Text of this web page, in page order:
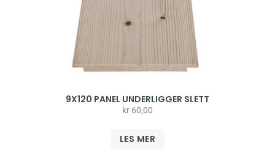
9X120 PANEL UNDERLIGGER SLETT
kr 60,00
LES MER